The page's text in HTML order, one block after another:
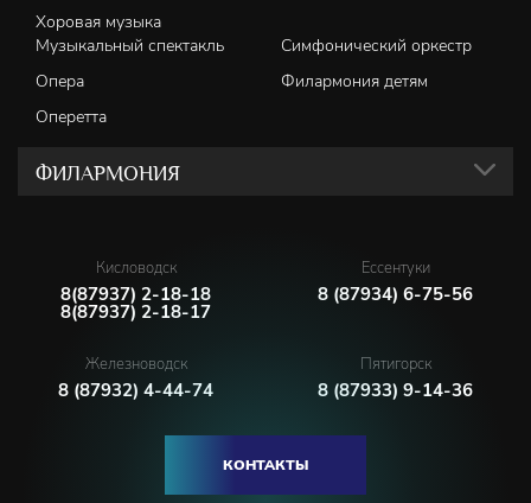
Хоровая музыка
Музыкальный спектакль
Симфонический оркестр
Опера
Филармония детям
Оперетта
ФИЛАРМОНИЯ
Кисловодск
8(87937) 2-18-18
8(87937) 2-18-17
Ессентуки
8 (87934) 6-75-56
Железноводск
8 (87932) 4-44-74
Пятигорск
8 (87933) 9-14-36
КОНТАКТЫ